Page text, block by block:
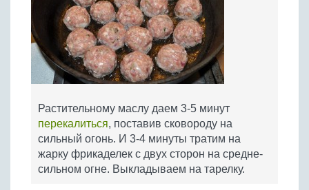
Растительному маслу даем 3-5 минут
перекалиться, поставив сковороду на
сильный огонь. И 3-4 минуты тратим на
жарку фрикаделек с двух сторон на средне-
сильном огне. Выкладываем на тарелку.